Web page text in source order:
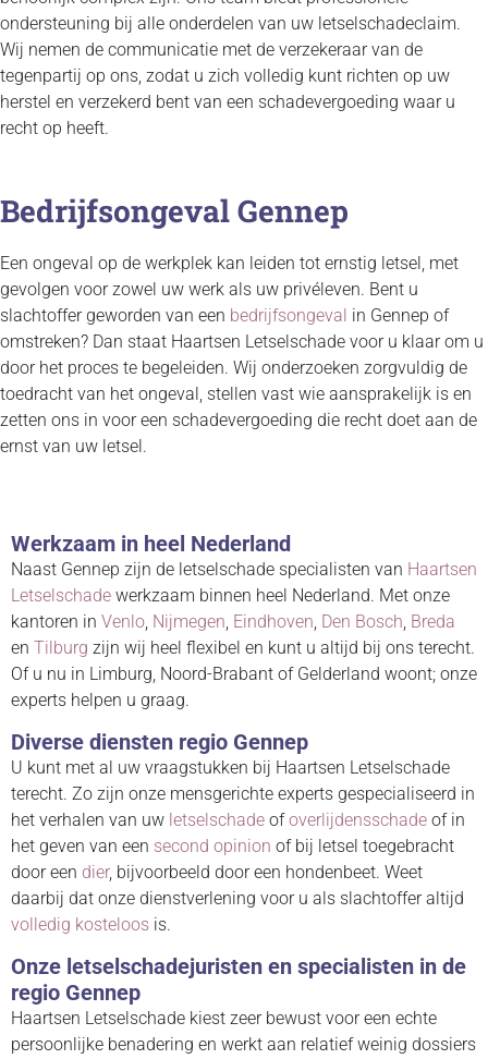
ondersteuning bij alle onderdelen van uw letselschadeclaim.
Wij nemen de communicatie met de verzekeraar van de
tegenpartij op ons, zodat u zich volledig kunt richten op uw
herstel en verzekerd bent van een schadevergoeding waar u
recht op heeft.
Bedrijfsongeval Gennep
Een ongeval op de werkplek kan leiden tot ernstig letsel, met
gevolgen voor zowel uw werk als uw privéleven. Bent u
slachtoffer geworden van een bedrijfsongeval in Gennep of
omstreken? Dan staat Haartsen Letselschade voor u klaar om u
door het proces te begeleiden. Wij onderzoeken zorgvuldig de
toedracht van het ongeval, stellen vast wie aansprakelijk is en
zetten ons in voor een schadevergoeding die recht doet aan de
ernst van uw letsel.
Werkzaam in heel Nederland
Naast Gennep zijn de letselschade specialisten van Haartsen
Letselschade werkzaam binnen heel Nederland. Met onze
kantoren in Venlo Nijmegen Eindhoven Den Bosch Breda
en Tilburg zijn wij heel flexibel en kunt u altijd bij ons terecht.
Of u nu in Limburg, Noord-Brabant of Gelderland woont; onze
experts helpen u graag.
Diverse diensten regio Gennep
U kunt met al uw vraagstukken bij Haartsen Letselschade
terecht. Zo zijn onze mensgerichte experts gespecialiseerd in
het verhalen van uw letselschade ofoverlijdensschade of in
het geven van een second opinion of bij letsel toegebracht
door een dier, bijvoorbeeld door een hondenbeet. Weet
daarbij dat onze dienstverlening voor u als slachtoffer altijd
volledig kosteloos is.
Onze letselschadejuristen en specialisten in de
regio Gennep
Haartsen Letselschade kiest zeer bewust voor een echte
persoonlijke benadering en werkt aan relatief weinig dossiers